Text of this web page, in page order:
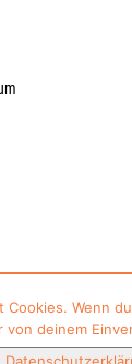
Cookies. Wenn
deinem